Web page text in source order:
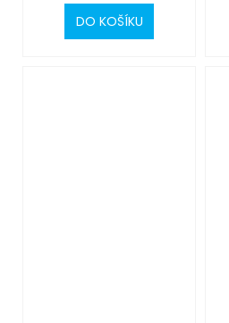
DO KOŠÍKU